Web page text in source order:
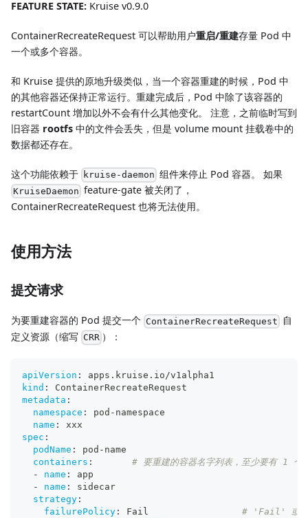
FEATURE STATE: Kruise v0.9.0
ContainerRecreateRequest 可以帮助用户重启/重建存量 Pod 中
一个或多个容器。
和 Kruise 提供的原地升级类似，当一个容器重建的时候，Pod 中
的其他容器还保持正常运行。重建完成后，Pod 中除了该容器的
restartCount 增加以外不会有什么其他变化。 注意，之前临时写到
旧容器 rootfs 中的文件会丢失，但是 volume mount 挂载卷中的
数据都还存在。
这个功能依赖于 kruise-daemon 组件来停止 Pod 容器。 如果
KruiseDaemon feature-gate 被关闭了，
ContainerRecreateRequest 也将无法使用。
使用方法
提交请求
为要重建容器的 Pod 提交一个 ContainerRecreateRequest
自
定义资源（缩写 CRR ）：
apiVersion :
apps.kruise.io/v1alpha1
kind :
ContainerRecreateRequest
metadata :
namespace : pod - namespace
name :
xxx
spec :
podName : pod - name
containers :
# 要重建的容器名字列表，至少要有 1 个
-
name :
app
-
name :
sidecar
strategy :
failurePolicy : Fail # 'Fail' 或